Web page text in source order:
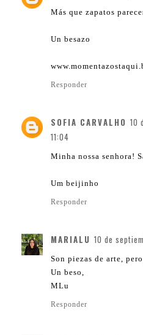
Más que zapatos
Un besazo
Responder
SOFIA CARVALHO 10
11:04
Minha nossa senhora!
Um beijinho
Responder
MARIALU 10 de
Son piezas de arte,
Un beso,
MLu
Responder